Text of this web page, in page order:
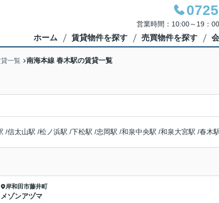
営業時間：10:00～19：
ホーム 賃貸物件を探す 売買物件を探す
一覧 南海本線 春木駅の賃貸一覧
/信太山駅 /松ノ浜駅 /下松駅 /忠岡駅 /和泉中央駅 /和泉大宮駅 /春木
岸和田市藤井町
メゾンアヅマ